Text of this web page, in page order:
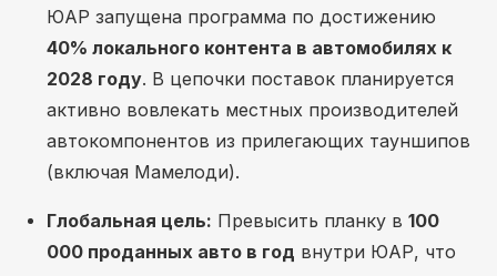
ЮАР запущена программа по достижению
40% локального контента в автомобилях к
2028 году. В цепочки поставок планируется
активно вовлекать местных производителей
автокомпонентов из прилегающих тауншипов
(включая Мамелоди).
Глобальная цель: Превысить планку в 100
000 проданных авто в год внутри ЮАР, что